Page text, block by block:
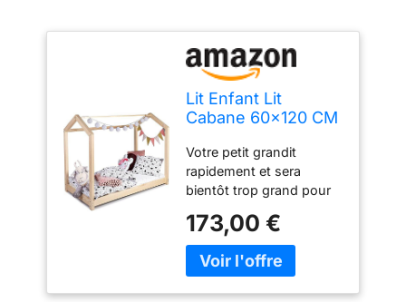
Lit Enfant Lit
Cabane 60x120 CM
Antichute Cadre De
Latternost en Bois
Pin pour Maison
Enfants Garçons &
Filles - Bébé
Décoration
Chambre Garçon
(Protection :
Votre petit grandit
rapidement et sera
bientôt trop grand pour
un nouvel espace de
couchage avec notre lit
en pin pour filles et
173,00 €